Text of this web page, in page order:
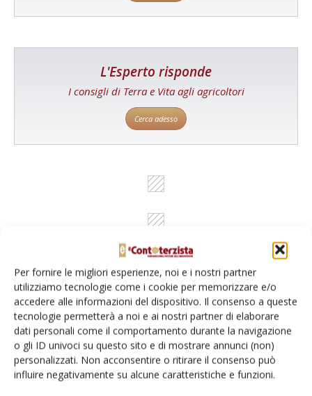
Per fornire le migliori esperienze, noi e i nostri partner
utilizziamo tecnologie come i cookie per memorizzare e/o
accedere alle informazioni del dispositivo. Il consenso a queste
tecnologie permetterà a noi e ai nostri partner di elaborare
dati personali come il comportamento durante la navigazione
o gli ID univoci su questo sito e di mostrare annunci (non)
personalizzati. Non acconsentire o ritirare il consenso può
influire negativamente su alcune caratteristiche e funzioni.
L'Esperto risponde
I consigli di Terra e Vita agli agricoltori
Cerca adesso
Rimani aggiornato sul mondo
dell’agricoltura
Iscriviti alle nostre newsletter